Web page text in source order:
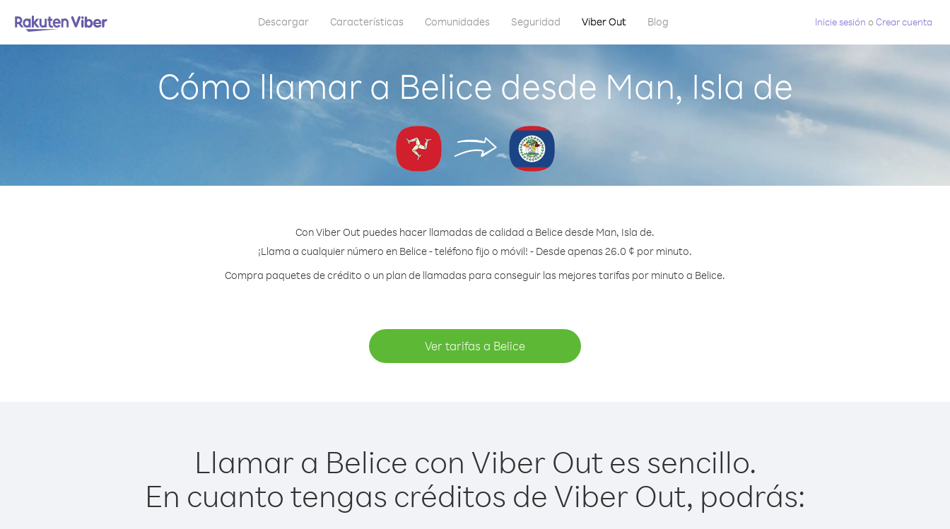
Descargar Características Comunidades Seguridad Viber Out Blog Inicie sesión oCrear cuenta
Cómo llamar a Belice desde Man, Isla de
Con Viber Out puedes hacer llamadas de calidad a Belice desde Man, Isla de.
¡Llama a cualquier número en Belice - teléfono fijo o móvil! - Desde apenas 26.0 ¢ por minuto.
Compra paquetes de crédito o un plan de llamadas para conseguir las mejores tarifas por minuto a Belice.
Ver tarifas a Belice
Llamar a Belice con Viber Out es sencillo.
En cuanto tengas créditos de Viber Out, podrás: